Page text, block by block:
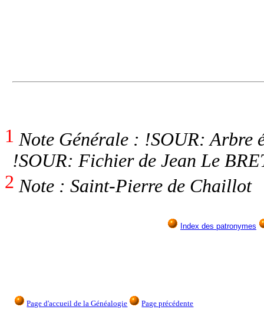
1 Note Générale : !SOUR: Arbre
!SOUR: Fichier de Jean Le
2 Note : Saint-Pierre de Chaillot
Index des patronymes
Page d'accueil de la Généalogie Page précédente